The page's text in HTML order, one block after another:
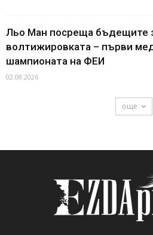
Льо Ман посреща бъдещите
волтижировката – първи
шампионата на ФЕИ
02.08.2026
още